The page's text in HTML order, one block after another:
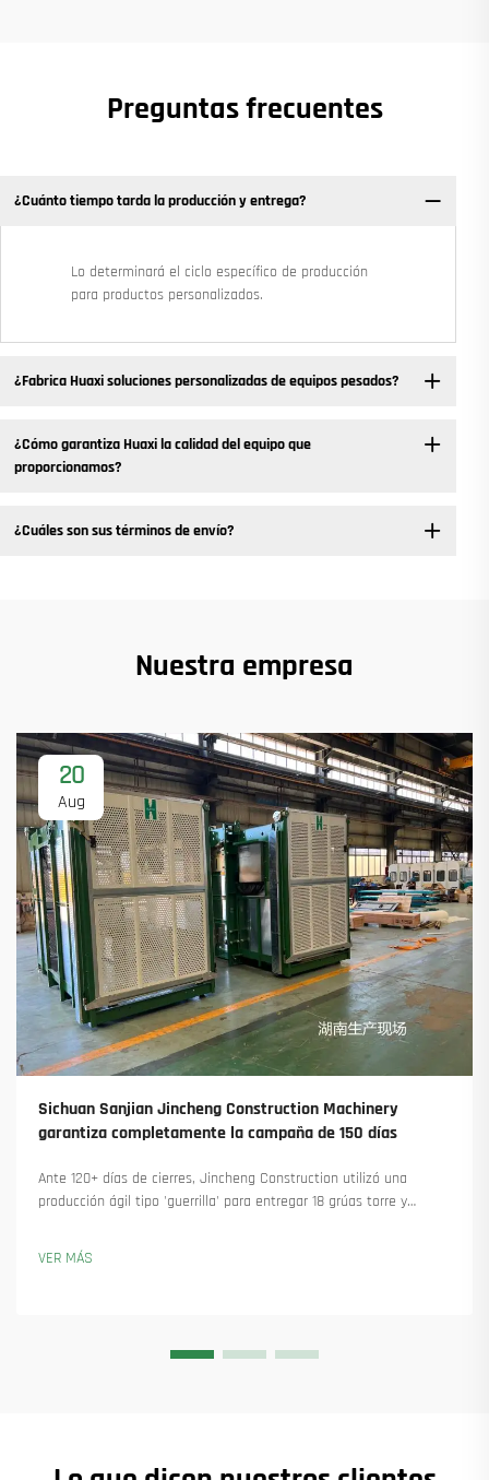
Preguntas frecuentes
¿Cuánto tiempo tarda la producción y entrega?
Lo determinará el ciclo específico de producción
para productos personalizados.
¿Fabrica Huaxi soluciones personalizadas de equipos pesados?
¿Cómo garantiza Huaxi la calidad del equipo que
proporcionamos?
¿Cuáles son sus términos de envío?
Nuestra empresa
20
Aug
Sichuan Sanjian Jincheng Construction Machinery
garantiza completamente la campaña de 150 días
Ante 120+ días de cierres, Jincheng Construction utilizó una
producción ágil tipo 'guerrilla' para entregar 18 grúas torre y
la producción en marcha. Obtenga más información.
VER MÁS